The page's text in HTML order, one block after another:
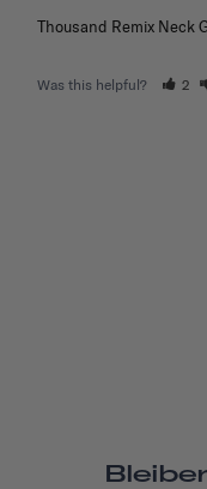
Thousand Remix Neck
Was this helpful? 2